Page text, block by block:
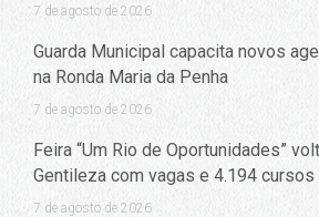
7 de agosto de 2026
Guarda Municipal capacita novos
na Ronda Maria da Penha
7 de agosto de 2026
Feira “Um Rio de Oportunidades”
Gentileza com vagas e 4.194
7 de agosto de 2026